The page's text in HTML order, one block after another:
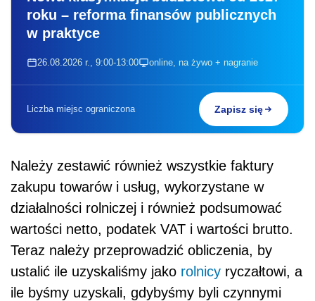
roku – reforma finansów publicznych
w praktyce
26.08.2026 r., 9:00-13:00 online, na żywo + nagranie
Liczba miejsc ograniczona Zapisz się
Należy zestawić również wszystkie faktury
zakupu towarów i usług, wykorzystane w
działalności rolniczej i również podsumować
wartości netto, podatek VAT i wartości brutto.
Teraz należy przeprowadzić obliczenia, by
ustalić ile uzyskaliśmy jako rolnicy ryczałtowi, a
ile byśmy uzyskali, gdybyśmy byli czynnymi